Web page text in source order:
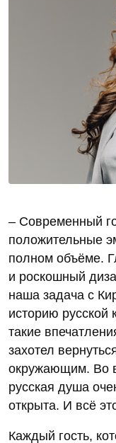
– Современный
положительные
полном объёме.
и роскошный
наша задача с
историю русской
такие
захотел
окружающим. Во
русская душа
открыта. И всё
Каждый гость,